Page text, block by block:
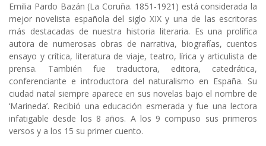
Emilia Pardo Bazán (La Coruña. 1851-1921) está considerada la
mejor novelista española del siglo XIX y una de las escritoras
más destacadas de nuestra historia literaria. Es una prolífica
autora de numerosas obras de narrativa, biografías, cuentos
ensayo y crítica, literatura de viaje, teatro, lírica y articulista de
prensa. También fue traductora, editora, catedrática,
conferenciante e introductora del naturalismo en España. Su
ciudad natal siempre aparece en sus novelas bajo el nombre de
‘Marineda’. Recibió una educación esmerada y fue una lectora
infatigable desde los 8 años. A los 9 compuso sus primeros
versos y a los 15 su primer cuento.